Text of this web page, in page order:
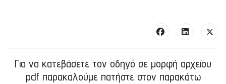
Για να κατεβάσετε τον οδηγό σε μορφή αρχείου
pdf παρακαλούμε πατήστε στον παρακάτω